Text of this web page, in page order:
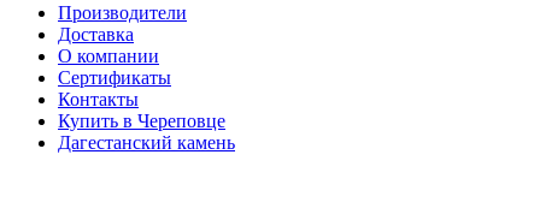
Производители
Доставка
О компании
Сертификаты
Контакты
Купить в Череповце
Дагестанский камень